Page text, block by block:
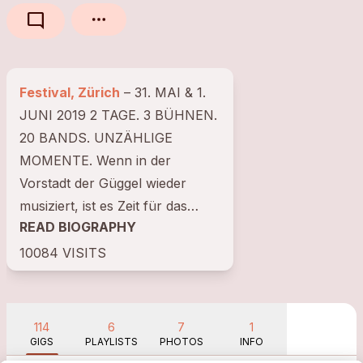
mode_comment
Festival, Zürich
JUNI 2019 2 TAGE. 3 BÜHNEN.
20 BANDS. UNZÄHLIGE
MOMENTE. Wenn in der
Vorstadt der Güggel wieder
musiziert, ist es Zeit für das
nächste Vorstadt Sounds.
Bereits zum 19. Mal feiert...
READ BIOGRAPHY
10084 VISITS
114
GIGS
6
PLAYLISTS
7
PHOTOS
1
INFO